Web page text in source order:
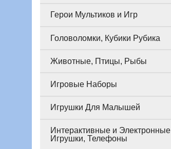
Герои Мультиков и Игр
Головоломки, Кубики Рубика
Животные, Птицы, Рыбы
Игровые Наборы
Игрушки Для Малышей
Интерактивные и Электронные
Игрушки, Телефоны